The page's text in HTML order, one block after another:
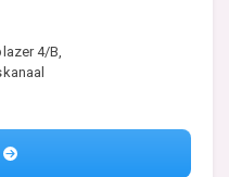
4/B,